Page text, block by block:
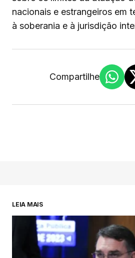
nacionais e estrangeiros em
à soberania e à jurisdição
Compartilhe
LEIA MAIS